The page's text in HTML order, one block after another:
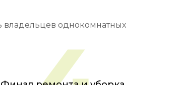
владельцев однокомнатных